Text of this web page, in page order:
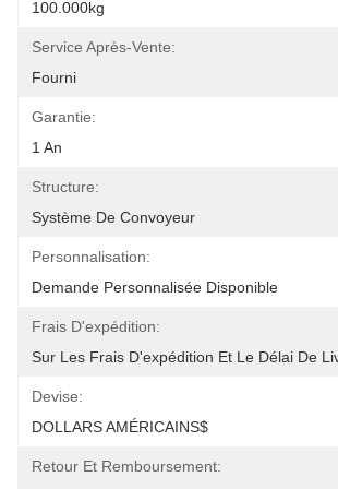
100.000kg
Service Après-Vente:
Fourni
Garantie:
1 An
Structure:
Système De Convoyeur
Personnalisation:
Demande Personnalisée Disponible
Frais D'expédition:
Sur Les Frais D'expédition Et Le Délai De
Devise:
DOLLARS AMÉRICAINS$
Retour Et Remboursement: